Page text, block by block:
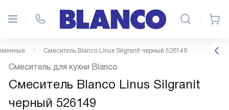
Смеситель Blanco Linus Silgranit черный 526149
Смеситель для кухни Blanco
Смеситель Blanco Linus Silgranit
черный 526149